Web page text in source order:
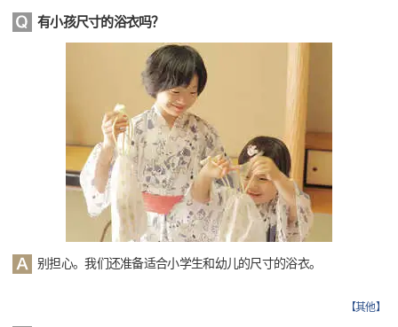
有小孩尺寸的浴衣吗？
别担心。我们还准备适合小学生和幼儿的尺寸的浴衣。
【其他】